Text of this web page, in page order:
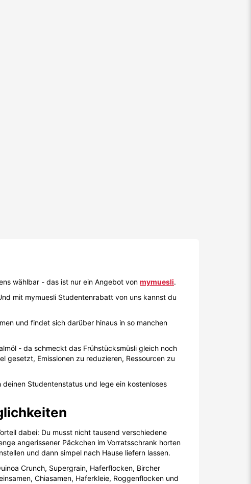
wählbar - das ist nur ein Angebot von mymuesli.
mit mymuesli Studentenrabatt von uns kannst du
und findet sich darüber hinaus in so manchen
- da schmeckt das Frühstücksmüsli gleich noch
gesetzt, Emissionen zu reduzieren, Ressourcen zu
Studentenstatus und lege ein kostenloses
dabei: Du musst nicht tausend verschiedene
angerissener Päckchen im Vorratsschrank horten
und dann simpel nach Hause liefern lassen.
Crunch, Supergrain, Haferflocken, Bircher
Chiasamen, Haferkleie, Roggenflocken und